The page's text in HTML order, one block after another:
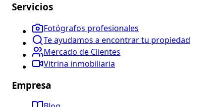
Servicios
Fotógrafos profesionales
Te ayudamos a encontrar tu propiedad
Mercado de Clientes
Vitrina inmobiliaria
Empresa